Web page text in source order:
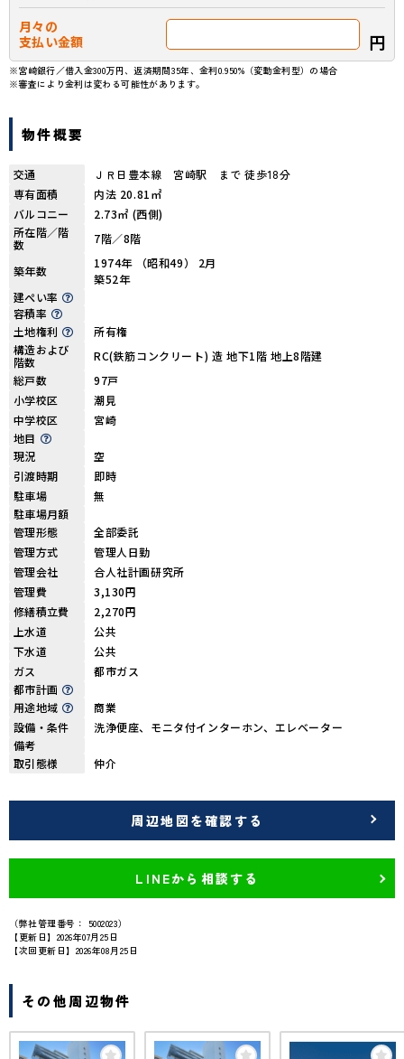
月々の
支払い金額
円
※宮崎銀行／借入金300万円、返済期間35年、金利0.950%（変動金利型）の場合
※審査により金利は変わる可能性があります。
物件概要
交通
ＪＲ日豊本線 宮崎駅 まで 徒歩18分
専有面積
内法 20.81㎡
バルコニー
2.73㎡ (西側)
所在階／階
数
7階／8階
築年数
1974年 （昭和49） 2月
築52年
建ぺい率
容積率
土地権利
所有権
構造および
階数
RC(鉄筋コンクリート) 造 地下1階 地上8階建
総戸数
97戸
小学校区
潮見
中学校区
宮崎
地目
現況
空
引渡時期
即時
駐車場
無
駐車場月額
管理形態
全部委託
管理方式
管理人日勤
管理会社
合人社計画研究所
管理費
3,130円
修繕積立費
2,270円
上水道
公共
下水道
公共
ガス
都市ガス
都市計画
用途地域
商業
設備・条件
洗浄便座、モニタ付インターホン、エレベーター
備考
取引態様
仲介
周辺地図を確認する
LINEから相談する
（弊社管理番号： 5002023）
【更新日】2026年07月25日
【次回更新日】2026年08月25日
その他周辺物件